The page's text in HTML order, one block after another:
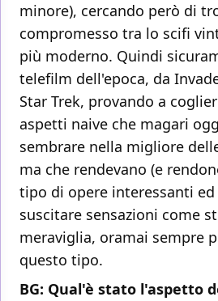
minore), cercando però di
compromesso tra lo scifi
più moderno. Quindi
telefilm dell'epoca, da
Star Trek, provando a
aspetti naive che magari
sembrare nella migliore
ma che rendevano (e
tipo di opere interessanti
suscitare sensazioni come
meraviglia, oramai sempre
questo tipo.
BG: Qual'è stato l'aspetto